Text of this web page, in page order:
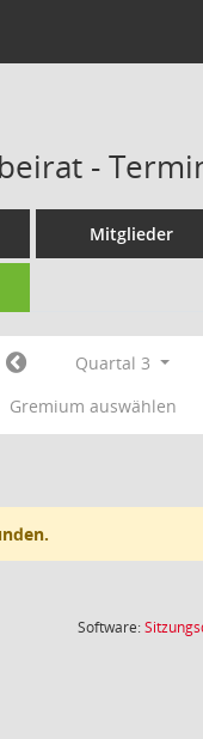
-
Mitglieder
Quartal 3
Gremium auswählen
Software: